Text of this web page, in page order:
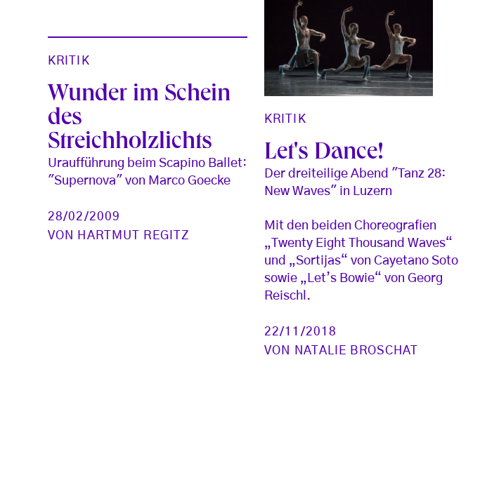
KRITIK
Let's Dance!
Der dreiteilige Abend "Tanz 28:
New Waves" in Luzern
Mit den beiden Choreografien
„Twenty Eight Thousand Waves“
und „Sortijas“ von Cayetano Soto
sowie „Let’s Bowie“ von Georg
Reischl.
22/11/2018
VON
NATALIE BROSCHAT
KRITIK
Wunder im Schein
des
Streichholzlichts
Uraufführung beim Scapino Ballet:
"Supernova" von Marco Goecke
28/02/2009
VON
HARTMUT REGITZ